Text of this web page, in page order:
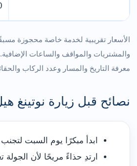
الأسعار تقريبية لخدمة خاصة محجوزة
والمشتريات والمواقف والساعات الإضافية.
معرفة التاريخ والمسار وعدد الركاب
نصائح قبل زيارة نوتينغ
ابدأ مبكرًا يوم السبت
ارتدِ حذاءً مريحًا لأن